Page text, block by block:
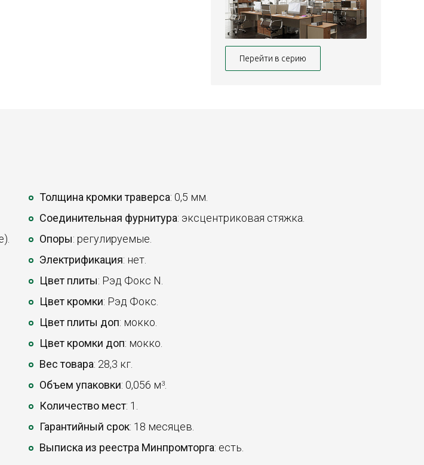
Перейти в серию
Толщина кромки траверса: 0,5 мм.
Соединительная фурнитура: эксцентриковая стяжка.
Опоры: регулируемые.
Электрификация: нет.
Цвет плиты: Рэд Фокс N.
Цвет кромки: Рэд Фокс.
Цвет плиты доп: мокко.
Цвет кромки доп: мокко.
Вес товара: 28,3 кг.
Объем упаковки: 0,056 м3.
Количество мест: 1.
Гарантийный срок: 18 месяцев.
Выписка из реестра Минпромторга: есть.